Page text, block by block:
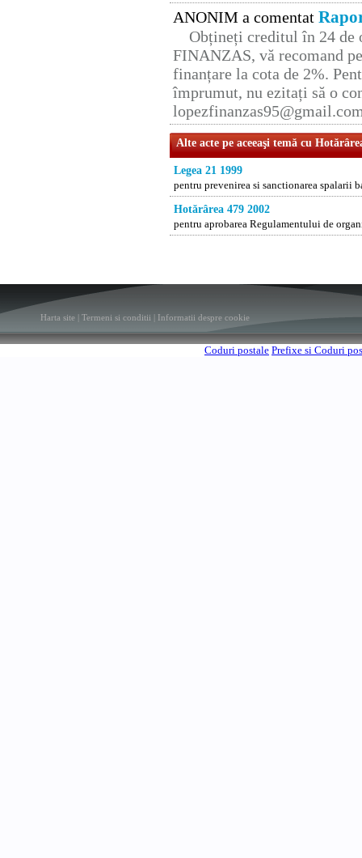
ANONIM a comentat
Obțineți creditul în 24 de
FINANZAS, vă recomand
finanțare la cota de 2%.
împrumut, nu ezitați să o
Alte acte pe aceeaşi temă cu
Legea 21 1999
pentru prevenirea si sanctionarea spalarii
Hotărârea 479 2002
pentru aprobarea Regulamentului de
Harta site Termeni si conditii Informatii despre cookie
Coduri postale Prefixe si Coduri